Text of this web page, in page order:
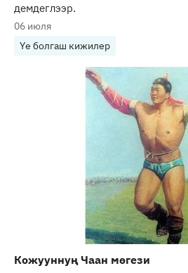
демдеглээр.
06 июля
Үе болгаш кижилер
Кожууннуң Чаан мөгези